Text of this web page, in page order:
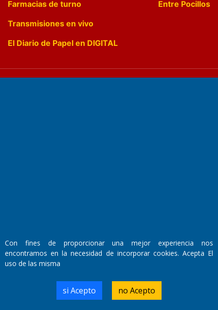
Farmacias de turno
Entre Pocillos
Transmisiones en vivo
El Diario de Papel en DIGITAL
Santa Rosa, La Pampa.
Número de Registro DNDA:
RL-2019-55551274-APN-DNDA#MJ
Con fines de proporcionar una mejor experiencia nos
encontramos en la necesidad de incorporar cookies. Acepta El
uso de las misma
si Acepto no Acepto